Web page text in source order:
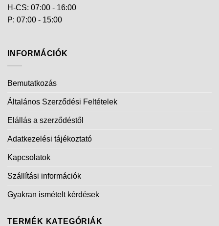
H-CS: 07:00 - 16:00
P: 07:00 - 15:00
INFORMÁCIÓK
Bemutatkozás
Általános Szerződési Feltételek
Elállás a szerződéstől
Adatkezelési tájékoztató
Kapcsolatok
Szállítási információk
Gyakran ismételt kérdések
TERMÉK KATEGÓRIÁK